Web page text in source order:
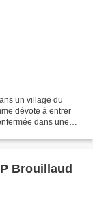
un village du
dévote à entrer
dans une
Brouillaud